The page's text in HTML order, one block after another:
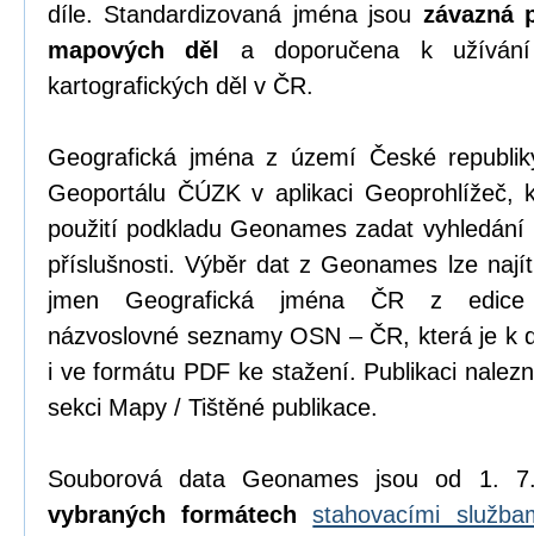
díle. Standardizovaná jména jsou závazná
mapových děl
a doporučena k užívání
kartografických děl v ČR.
Geografická jména z území České
Geoportálu ČÚZK v aplikaci Geoprohlížeč,
použití podkladu Geonames zadat
příslušnosti. Výběr dat z Geonames lze
jmen Geografická jména ČR z edice
názvoslovné seznamy OSN – ČR, která je k
i ve formátu PDF ke stažení. Publikaci
sekci Mapy / Tištěné publikace.
Souborová data Geonames jsou od 1.
vybraných formátech
stahovacími